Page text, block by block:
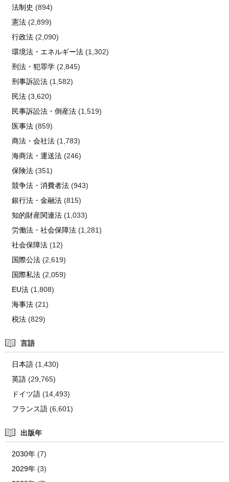
法制史 (894)
憲法(2,899)
行政法(2,090)
環境法・エネルギー法(1,302)
刑法・犯罪学(2,845)
刑事訴訟法(1,582)
民法(3,620)
民事訴訟法・倒産法(1,519)
医事法(859)
商法・会社法(1,783)
海商法・運送法(246)
保険法(351)
競争法・消費者法(943)
銀行法・金融法(815)
知的財産関連法(1,033)
労働法・社会保障法(1,281)
社会保障法(12)
国際公法(2,619)
国際私法(2,059)
EU法(1,808)
海事法(21)
税法(829)
言語
日本語(1,430)
英語(29,765)
ドイツ語(14,493)
フランス語(6,601)
出版年
2030年(7)
2029年(3)